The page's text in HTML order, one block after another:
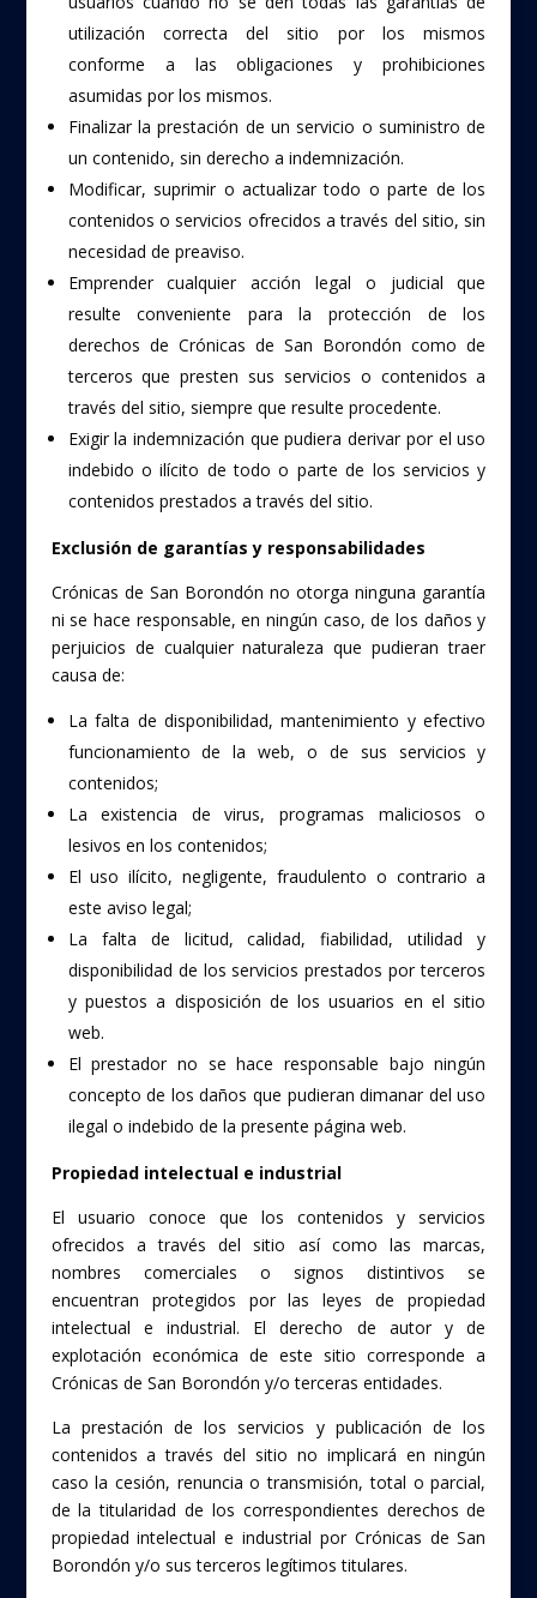
utilización correcta del sitio por los mismos
conforme a las obligaciones y prohibiciones
asumidas por los mismos.
Finalizar la prestación de un servicio o suministro de
un contenido, sin derecho a indemnización.
Modificar, suprimir o actualizar todo o parte de los
contenidos o servicios ofrecidos a través del sitio, sin
necesidad de preaviso.
Emprender cualquier acción legal o judicial que
resulte conveniente para la protección de los
derechos de Crónicas de San Borondón como de
terceros que presten sus servicios o contenidos a
través del sitio, siempre que resulte procedente.
Exigir la indemnización que pudiera derivar por el uso
indebido o ilícito de todo o parte de los servicios y
contenidos prestados a través del sitio.
Exclusión de garantías y responsabilidades
Crónicas de San Borondón no otorga ninguna garantía
ni se hace responsable, en ningún caso, de los daños y
perjuicios de cualquier naturaleza que pudieran traer
causa de:
La falta de disponibilidad, mantenimiento y efectivo
funcionamiento de la web, o de sus servicios y
contenidos;
La existencia de virus, programas maliciosos o
lesivos en los contenidos;
El uso ilícito, negligente, fraudulento o contrario a
este aviso legal;
La falta de licitud, calidad, fiabilidad, utilidad y
disponibilidad de los servicios prestados por terceros
y puestos a disposición de los usuarios en el sitio
web.
El prestador no se hace responsable bajo ningún
concepto de los daños que pudieran dimanar del uso
ilegal o indebido de la presente página web.
Propiedad intelectual e industrial
El usuario conoce que los contenidos y servicios
ofrecidos a través del sitio así como las marcas,
nombres comerciales o signos distintivos se
encuentran protegidos por las leyes de propiedad
intelectual e industrial. El derecho de autor y de
explotación económica de este sitio corresponde a
Crónicas de San Borondón y/o terceras entidades.
La prestación de los servicios y publicación de los
contenidos a través del sitio no implicará en ningún
caso la cesión, renuncia o transmisión, total o parcial,
de la titularidad de los correspondientes derechos de
propiedad intelectual e industrial por Crónicas de San
Borondón y/o sus terceros legítimos titulares.